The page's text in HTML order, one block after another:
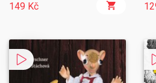
149 Kč